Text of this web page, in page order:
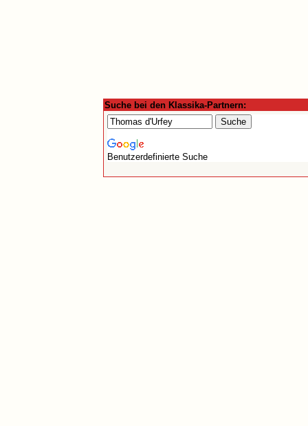
Suche bei den Klassika-Partnern:
Benutzerdefinierte Suche